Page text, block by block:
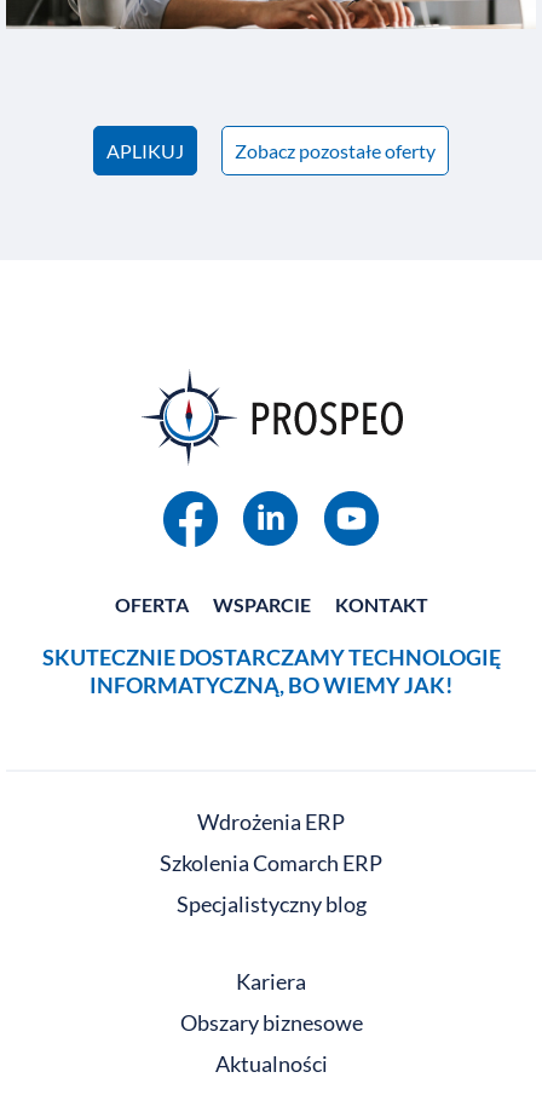
APLIKUJ Zobacz pozostałe oferty
OFERTA WSPARCIE KONTAKT
SKUTECZNIE DOSTARCZAMY TECHNOLOGIĘ
INFORMATYCZNĄ, BO WIEMY JAK!
Wdrożenia ERP
Szkolenia Comarch ERP
Specjalistyczny blog
Kariera
Obszary biznesowe
Aktualności